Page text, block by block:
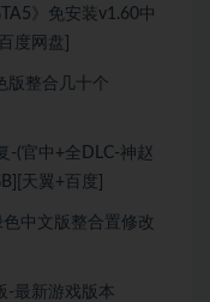
》免安装v1.60中
度网盘]
版整合几十个
-(官中+全DLC-神赵
天翼+百度]
中文版整合置修改
-最新游戏版本